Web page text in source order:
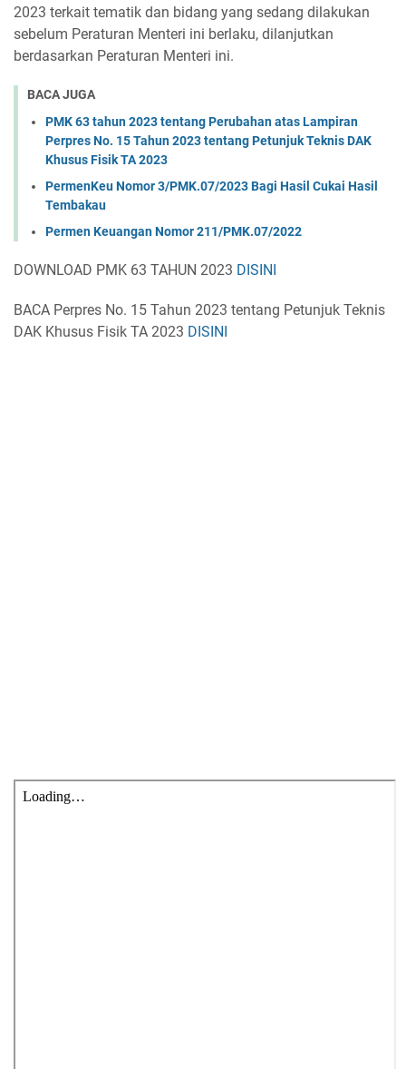
2023 terkait tematik dan bidang yang sedang dilakukan
sebelum Peraturan Menteri ini berlaku, dilanjutkan
berdasarkan Peraturan Menteri ini.
BACA JUGA
PMK 63 tahun 2023 tentang Perubahan atas Lampiran
Perpres No. 15 Tahun 2023 tentang Petunjuk Teknis DAK
Khusus Fisik TA 2023
PermenKeu Nomor 3/PMK.07/2023 Bagi Hasil Cukai Hasil
Tembakau
Permen Keuangan Nomor 211/PMK.07/2022
DOWNLOAD PMK 63 TAHUN 2023 DISINI
BACA Perpres No. 15 Tahun 2023 tentang Petunjuk Teknis
DAK Khusus Fisik TA 2023 DISINI